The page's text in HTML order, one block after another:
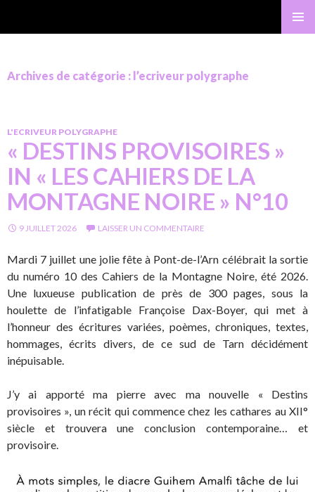
Archives de catégorie : l’ecriveur polygraphe
L'ECRIVEUR POLYGRAPHE
« DESTINS PROVISOIRES »
IN « LES CAHIERS DE LA
MONTAGNE NOIRE » N°10
9 JUILLET 2026 LAISSER UN COMMENTAIRE
Mardi 7 juillet une jolie fête à Pont-de-l’Arn célébrait la sortie
du numéro 10 des Cahiers de la Montagne Noire, été 2026.
Une luxueuse publication de près de 300 pages, sous la
houlette de l’infatigable Françoise Dax-Boyer, qui met à
l’honneur des écritures variées, poèmes, chroniques, textes,
hommages, écrits divers, de ce sud de Tarn décidément
inépuisable.
J’y ai apporté ma pierre avec ma nouvelle « Destins
provisoires », un récit qui commence chez les cathares au XII°
siècle et trouvera une conclusion contemporaine… et
provisoire.